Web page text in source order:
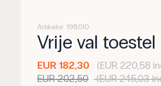
Artikelnr. 198010
Vrije val toestel
EUR 182,30
(EUR 220,58
EUR 202,50 (EUR 245,03